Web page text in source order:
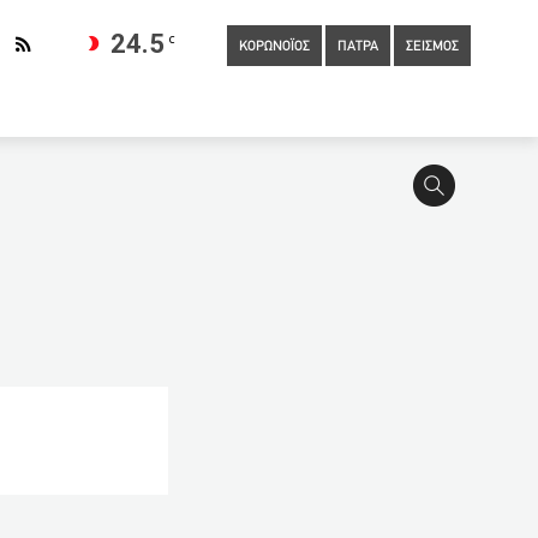
24.5 C
ΚΟΡΩΝΟΪΟΣ ΠΑΤΡΑ ΣΕΙΣΜΟΣ
Σύνταξη πριν τα 67: Ποιοι εργαζόμενοι του
Ιταλία: Άστεγοι και